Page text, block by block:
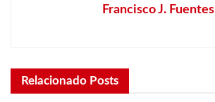
Francisco J. Fuentes
Relacionado Posts